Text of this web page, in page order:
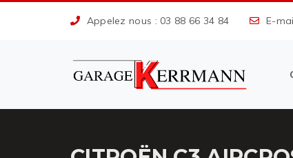
Appelez nous : 03 88 66 34 84 E-